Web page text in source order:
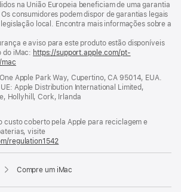
na União Europeia beneficiam de uma garantia
Os consumidores podem dispor de garantias legais
local. Encontra mais informações sobre a
e aviso para este produto estão disponíveis
do iMac: https://support.apple.com/pt-
mac
nova
janela)
Apple Park Way, Cupertino, CA 95014, EUA.
Apple Distribution International Limited,
Hollyhill, Cork, Irlanda
custo coberto pela Apple para reciclagem e
visite
regulation1542
janela)
Compre um iMac